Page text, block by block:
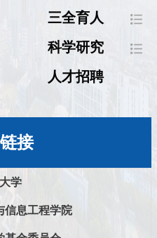
三全育人
科学研究
人才招聘
接
学
信息工程学院